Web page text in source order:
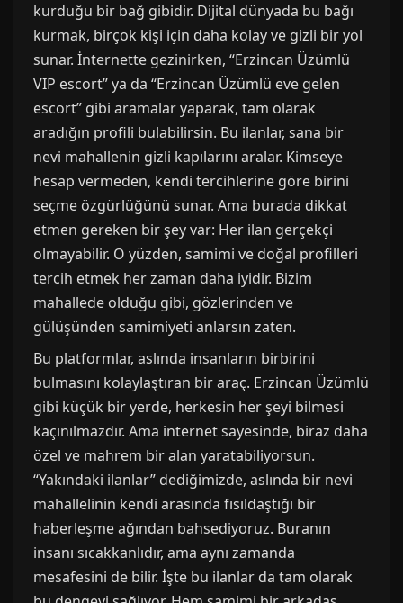
kurduğu bir bağ gibidir. Dijital dünyada bu bağı
kurmak, birçok kişi için daha kolay ve gizli bir yol
sunar. İnternette gezinirken, “Erzincan Üzümlü
VIP escort” ya da “Erzincan Üzümlü eve gelen
escort” gibi aramalar yaparak, tam olarak
aradığın profili bulabilirsin. Bu ilanlar, sana bir
nevi mahallenin gizli kapılarını aralar. Kimseye
hesap vermeden, kendi tercihlerine göre birini
seçme özgürlüğünü sunar. Ama burada dikkat
etmen gereken bir şey var: Her ilan gerçekçi
olmayabilir. O yüzden, samimi ve doğal profilleri
tercih etmek her zaman daha iyidir. Bizim
mahallede olduğu gibi, gözlerinden ve
gülüşünden samimiyeti anlarsın zaten.
Bu platformlar, aslında insanların birbirini
bulmasını kolaylaştıran bir araç. Erzincan Üzümlü
gibi küçük bir yerde, herkesin her şeyi bilmesi
kaçınılmazdır. Ama internet sayesinde, biraz daha
özel ve mahrem bir alan yaratabiliyorsun.
“Yakındaki ilanlar” dediğimizde, aslında bir nevi
mahallelinin kendi arasında fısıldaştığı bir
haberleşme ağından bahsediyoruz. Buranın
insanı sıcakkanlıdır, ama aynı zamanda
mesafesini de bilir. İşte bu ilanlar da tam olarak